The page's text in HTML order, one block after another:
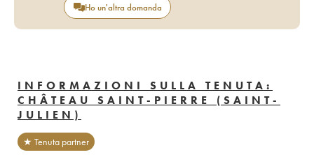
Ho un'altra domanda
INFORMAZIONI SULLA TENUTA:
CHÂTEAU SAINT-PIERRE (SAINT-
JULIEN)
★ Tenuta partner